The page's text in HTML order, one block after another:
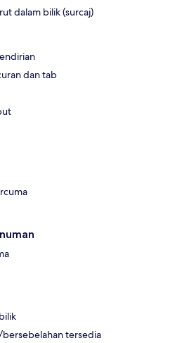
dalam bilik (surcaj)
dan tab
tersedia